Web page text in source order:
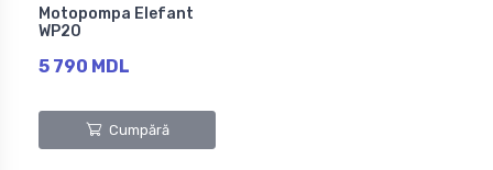
Motopompa Elefant
WP20
5 790 MDL
Cumpără